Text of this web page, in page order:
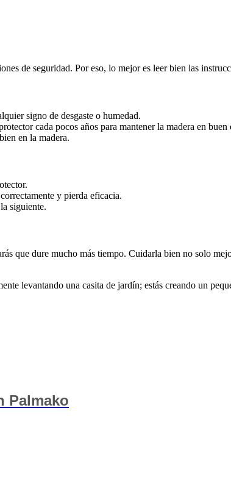
de seguridad. Por eso, lo mejor es leer bien las
signo de desgaste o humedad.
cada pocos años para mantener la madera en buen
en la madera.
y pierda eficacia.
siguiente.
que dure mucho más tiempo. Cuidarla bien no solo
levantando una casita de jardín; estás creando un
Palmako